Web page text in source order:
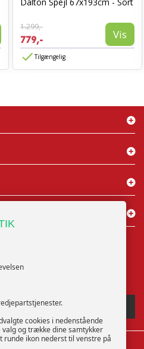
1.299,-
779,- Vis
Tilgængelig
cookies i nedenstående
og trække dine samtykker
runde ikon nederst til venstre på